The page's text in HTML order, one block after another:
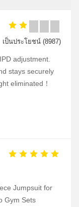
เป็นประโยชน์ (8987)
adjustment.
stays securely
eliminated！
Jumpsuit for
Gym Sets